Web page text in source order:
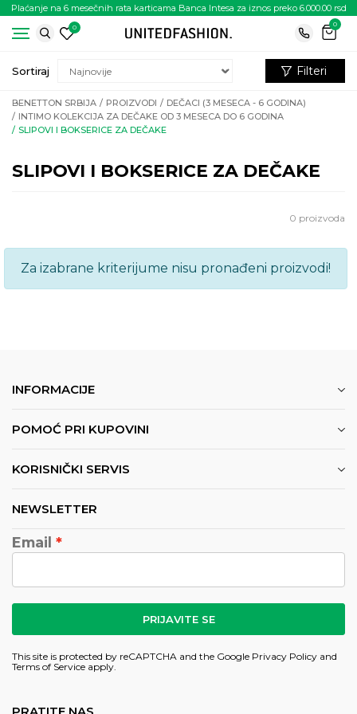
Plaćanje na 6 mesečnih rata karticama Banca Intesa za iznos preko 6.000.00 rsd
0
0
BENETTON SRBIJA PROIZVODI
DEČACI (3 MESECA - 6 GODINA)
INTIMO KOLEKCIJA ZA DEČAKE OD 3 MESECA DO 6 GODINA
SLIPOVI I BOKSERICE ZA DEČAKE
SLIPOVI I BOKSERICE ZA DEČAKE
Sortiraj Filteri
0 proizvoda
Za izabrane kriterijume nisu pronađeni proizvodi!
INFORMACIJE
POMOĆ PRI KUPOVINI
KORISNIČKI SERVIS
NEWSLETTER
Email
PRIJAVITE SE
This site is protected by reCAPTCHA and the Google Privacy Policy and
Terms of Service apply.